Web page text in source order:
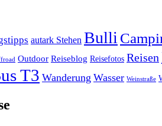
autark Stehen Bulli
Outdoor Reiseblog Reisefotos Reisen
T3 Wanderung Wasser Weinstraße